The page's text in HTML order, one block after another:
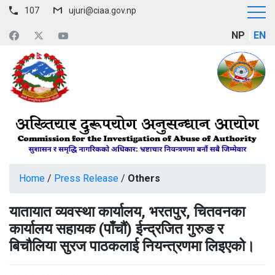
107 ujuri@ciaa.gov.np
NP EN
Home / Press Release / Others
यातायात व्यवस्था कार्यालय, भरतपुर, चितवनका
कार्यालय सहायक (पाँचौं) ईन्द्रजित गुरुङ र
बिचौलिया सुरज पाठकलाई नियन्त्रणमा लिइएको।